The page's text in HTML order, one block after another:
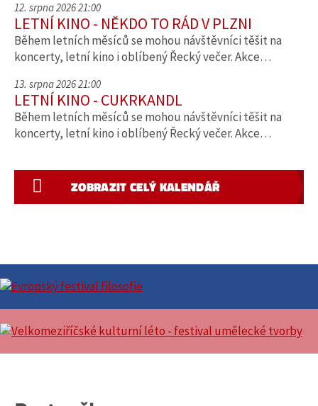
12. srpna 2026 21:00
LETNÍ KINO - NĚKDO TO RÁD V PLZNI
Během letních měsíců se mohou návštěvníci těšit na
koncerty, letní kino i oblíbený Řecký večer. Akce…
13. srpna 2026 21:00
LETNÍ KINO - CUKRKANDL
Během letních měsíců se mohou návštěvníci těšit na
koncerty, letní kino i oblíbený Řecký večer. Akce…
ZOBRAZIT CELÝ KALENDÁŘ